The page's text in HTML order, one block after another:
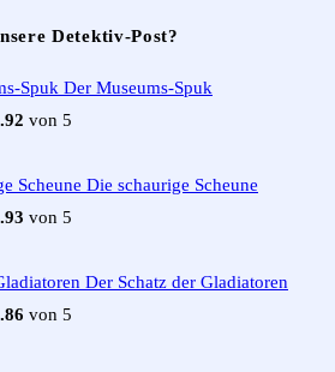
Detektiv-Post?
Der Museums-Spuk
von 5
Die schaurige Scheune
von 5
Der Schatz der Gladiatoren
von 5